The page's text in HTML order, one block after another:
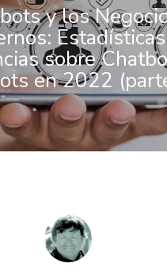
y los
sobre
en 2022